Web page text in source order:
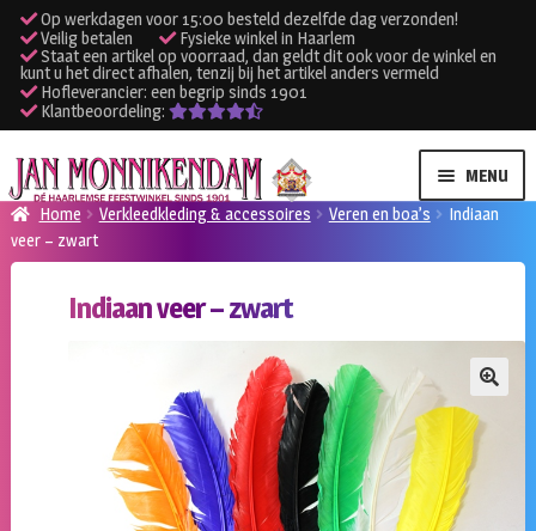
Op werkdagen voor 15:00 besteld dezelfde dag verzonden!
Veilig betalen
Fysieke winkel in Haarlem
Staat een artikel op voorraad, dan geldt dit ook voor de winkel en
kunt u het direct afhalen, tenzij bij het artikel anders vermeld
Hofleverancier: een begrip sinds 1901
Klantbeoordeling:
Ga
door
naar
navigatie
Ga
naar
de
inhoud
MENU
Verhuur kleding
Verhuur apparatuur
Klantenservice
Inloggen
Home Verkleedkleding & accessoires Veren en boa’s
Indiaan
veer – zwart
Indiaan veer – zwart